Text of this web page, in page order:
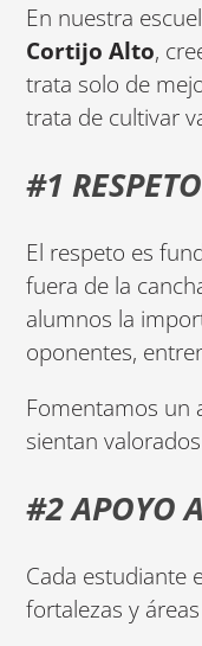
En nuestra
Cortijo Alto,
trata solo de
trata de cultivar
#1 RESPETO
El respeto es
fuera de la
alumnos la
oponentes,
Fomentamos un
sientan
#2 APOYO
Cada estudiante
fortalezas y